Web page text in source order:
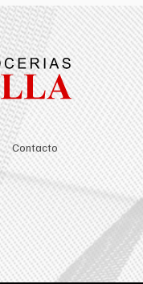
Contacto